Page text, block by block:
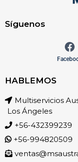
Síguenos
HABLEMOS
Multiservicios
Los Ángeles
+56-432399239
+56-994820509